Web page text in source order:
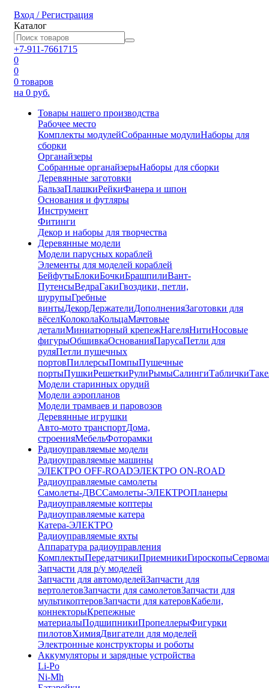
Вход / Регистрация
Каталог
+7-911-7661715
0
0
0 товаров
на 0 руб.
Товары нашего производства
Рабочее место
Комплекты модулейСобранные модулиНаборы для
сборки
Органайзеры
Собранные органайзерыНаборы для сборки
Деревянные заготовки
БальзаПлашкиРейкиФанера и шпон
Основания и футляры
Инструмент
Фитинги
Декор и наборы для творчества
Деревянные модели
Модели парусных кораблей
Элементы для моделей кораблей
БейфутыБлокиБочкиБрашпилиВант-
ПутенсыВедраГакиГвоздики, петли,
шурупыГребные
винтыДекорДержателиДополненияЗаготовки для
вёселКолоколаКольцаМачтовые
деталиМиниатюрный крепежНагеляНитиНосовые
фигурыОбшивкаОснованияПарусаПетли для
руляПетли пушечных
портовПиллерсыПомпыПушечные
портыПушкиРешеткиРулиРымыСалингиТаблички
Модели старинных орудий
Модели аэропланов
Модели трамваев и паровозов
Деревянные игрушки
Авто-мото транспортДома,
строенияМебельФоторамки
Радиоуправляемые модели
Радиоуправляемые машины
ЭЛЕКТРО OFF-ROADЭЛЕКТРО ON-ROAD
Радиоуправляемые самолеты
Самолеты-ДВССамолеты-ЭЛЕКТРОПланеры
Радиоуправляемые коптеры
Радиоуправляемые катера
Катера-ЭЛЕКТРО
Радиоуправляемые яхты
Аппаратура радиоуправления
КомплектыПередатчикиПриемникиГироскопы
Запчасти для р/у моделей
Запчасти для автомоделейЗапчасти для
вертолетовЗапчасти для самолетовЗапчасти для
мультикоптеровЗапчасти для катеровКабели,
коннекторыКрепежные
материалыПодшипникиПропеллерыФигурки
пилотовХимияДвигатели для моделей
Электронные конструкторы и роботы
Аккумуляторы и зарядные устройства
Li-Po
Ni-Mh